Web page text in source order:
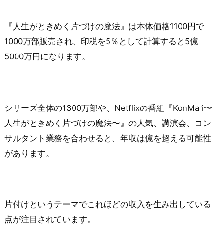
『人生がときめく片づけの魔法』は本体価格1100円で
1000万部販売され、印税を5％として計算すると5億
5000万円になります。
シリーズ全体の1300万部や、Netflixの番組『KonMari〜
人生がときめく片づけの魔法〜』の人気、講演会、コン
サルタント業務を合わせると、年収は億を超える可能性
があります。
片付けというテーマでこれほどの収入を生み出している
点が注目されています。